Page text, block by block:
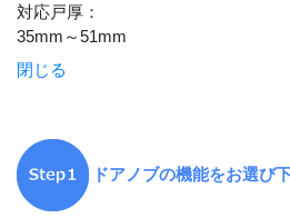
対応戸厚 ：
35mm～51mm
閉じる
ドアノブの機能をお選び下